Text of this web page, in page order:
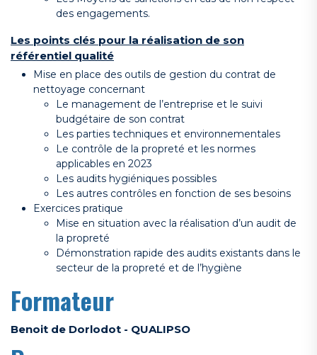
des engagements.
Les points clés pour la réalisation de son
référentiel qualité
Mise en place des outils de gestion du contrat de
nettoyage concernant
Le management de l’entreprise et le suivi
budgétaire de son contrat
Les parties techniques et environnementales
Le contrôle de la propreté et les normes
applicables en 2023
Les audits hygiéniques possibles
Les autres contrôles en fonction de ses besoins
Exercices pratique
Mise en situation avec la réalisation d’un audit de
la propreté
Démonstration rapide des audits existants dans le
secteur de la propreté et de l’hygiène
Formateur
Benoit de Dorlodot - QUALIPSO